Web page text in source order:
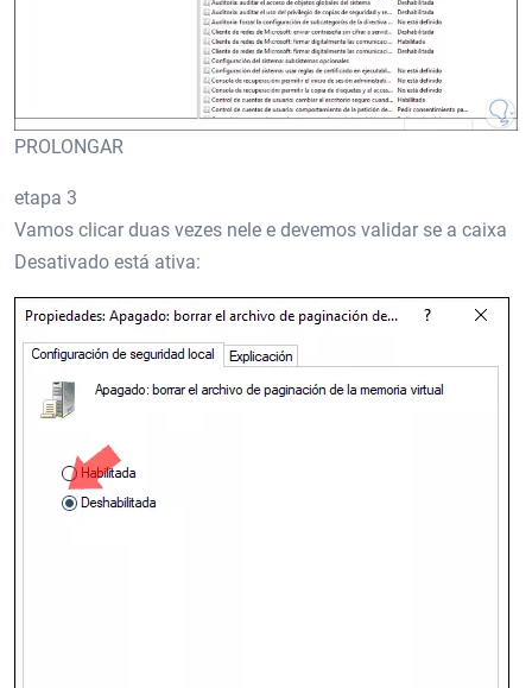
PROLONGAR
etapa 3
Vamos clicar duas vezes nele e devemos validar se a caixa
Desativado está ativa: